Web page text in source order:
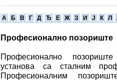
A Б В Г Д Ђ Е Ж З И Ј К Л
Професионално позориште
Професионално позориште
установа са сталним
Професионалним